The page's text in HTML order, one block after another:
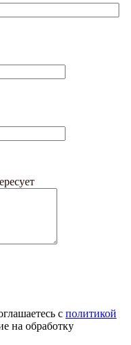
с политикой
на обработку